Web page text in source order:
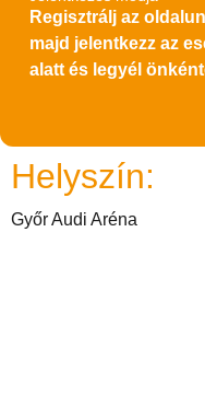
Regisztrálj az
majd jelentkezz az
alatt és legyél
Helyszín:
Győr Audi Aréna